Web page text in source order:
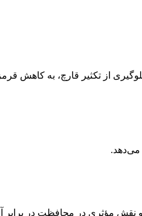
از تکثیر قارچ، به
می‌دهد.
مؤثری در محافظت در برابر